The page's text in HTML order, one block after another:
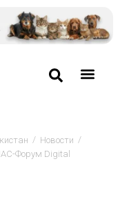
/ Новости /
Форум Digital